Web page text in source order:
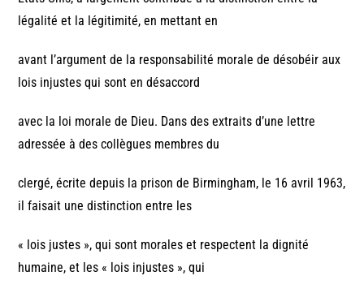
légalité et la légitimité, en mettant en
avant l’argument de la responsabilité morale de désobéir aux
lois injustes qui sont en désaccord
avec la loi morale de Dieu. Dans des extraits d’une lettre
adressée à des collègues membres du
clergé, écrite depuis la prison de Birmingham, le 16 avril 1963,
il faisait une distinction entre les
« lois justes », qui sont morales et respectent la dignité
humaine, et les « lois injustes », qui